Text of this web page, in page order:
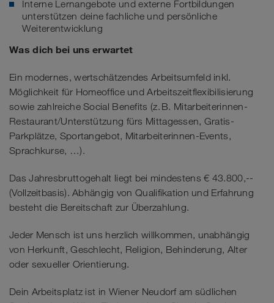
Interne Lernangebote und externe Fortbildungen
unterstützen deine fachliche und persönliche
Weiterentwicklung
Was dich bei uns erwartet
Ein modernes, wertschätzendes Arbeitsumfeld inkl.
Möglichkeit für Homeoffice und Arbeitszeitflexibilisierung
sowie zahlreiche Social Benefits (z. B. Mitarbeiterinnen-
Restaurant/Unterstützung fürs Mittagessen, Gratis-
Parkplätze, Sportangebot, Mitarbeiterinnen-Events,
Sprachkurse, …).
Das Jahresbruttogehalt liegt bei mindestens € 43.800,--
(Vollzeitbasis). Abhängig von Qualifikation und Erfahrung
besteht die Bereitschaft zur Überzahlung.
Jeder Mensch ist uns herzlich willkommen, unabhängig
von Herkunft, Geschlecht, Religion, Behinderung, Alter
oder sexueller Orientierung.
Dein Arbeitsplatz ist in Wiener Neudorf am südlichen